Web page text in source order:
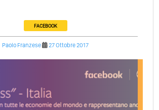
FACEBOOK
Paolo Franzese 27 Ottobre 2017